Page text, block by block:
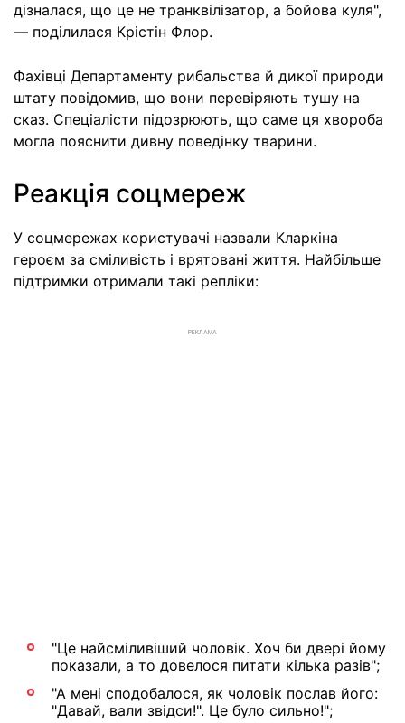
дізналася, що це не транквілізатор, а бойова куля",
— поділилася Крістін Флор.
Фахівці Департаменту рибальства й дикої природи
штату повідомив, що вони перевіряють тушу на
сказ. Спеціалісти підозрюють, що саме ця хвороба
могла пояснити дивну поведінку тварини.
Реакція соцмереж
У соцмережах користувачі назвали Кларкіна
героєм за сміливість і врятовані життя. Найбільше
підтримки отримали такі репліки:
РЕКЛАМА
"Це найсміливіший чоловік. Хоч би двері йому
показали, а то довелося питати кілька разів";
"А мені сподобалося, як чоловік послав його:
"Давай, вали звідси!". Це було сильно!";